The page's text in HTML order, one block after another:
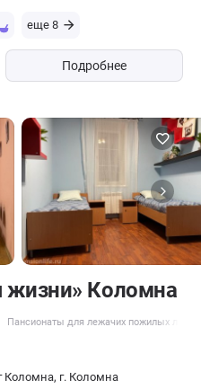
еще 8
Подробнее
жизни» Коломна
Пансионаты для лежачих пожилых
Коломна, г. Коломна